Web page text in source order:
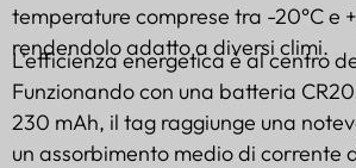
temperature comprese tra -20°C e
rendendolo adatto a diversi climi.
L'efficienza energetica è al centro
Funzionando con una batteria
230 mAh, il tag raggiunge una
un assorbimento medio di corrente